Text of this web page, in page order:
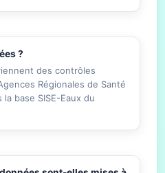
?
des contrôles
Régionales de Santé
base SISE-Eaux du